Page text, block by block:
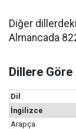
Diğer
Almancada
Dillere Göre
Dil
İngilizce
Arapça